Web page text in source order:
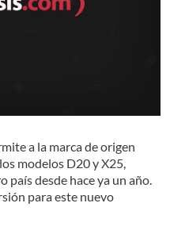
a la marca de origen
modelos D20 y X25,
país desde hace ya un año.
para este nuevo